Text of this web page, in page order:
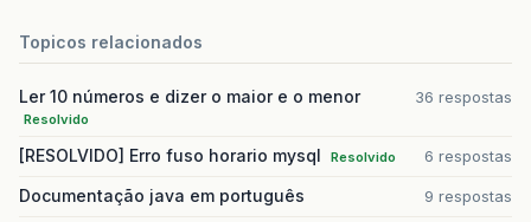
Topicos relacionados
Ler 10 números e dizer o maior e o menor
Resolvido
36 respostas
[RESOLVIDO] Erro fuso horario mysql Resolvido 6 respostas
Documentação java em português 9 respostas